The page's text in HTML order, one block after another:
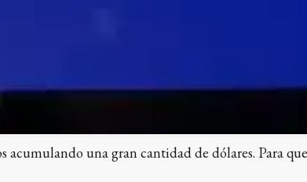
acumulando una gran cantidad de dólares. Para